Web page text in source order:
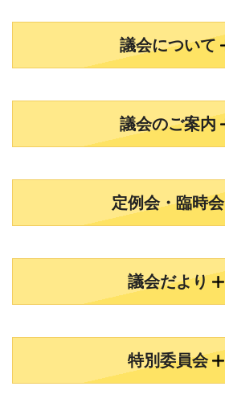
議会について
議会のご案内
定例会・臨時会
議会だより
特別委員会